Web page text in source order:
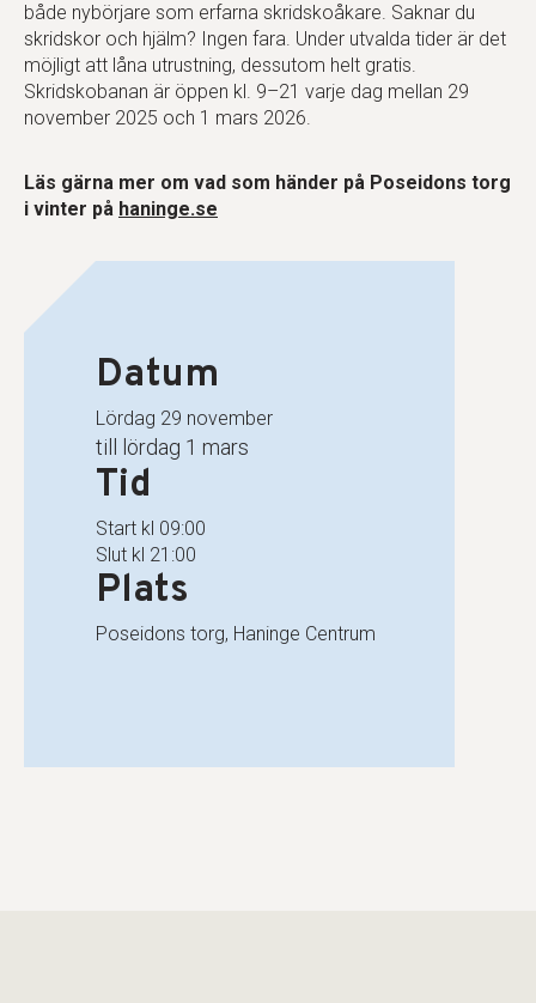
både nybörjare som erfarna skridskoåkare. Saknar du
skridskor och hjälm? Ingen fara. Under utvalda tider är det
möjligt att låna utrustning, dessutom helt gratis.
Skridskobanan är öppen kl. 9–21 varje dag mellan 29
november 2025 och 1 mars 2026.
Läs gärna mer om vad som händer på Poseidons torg
i vinter på haninge.se
Datum
lördag 29 november
till lördag 1 mars
Tid
Start kl 09:00
Slut kl 21:00
Plats
Poseidons torg, Haninge Centrum